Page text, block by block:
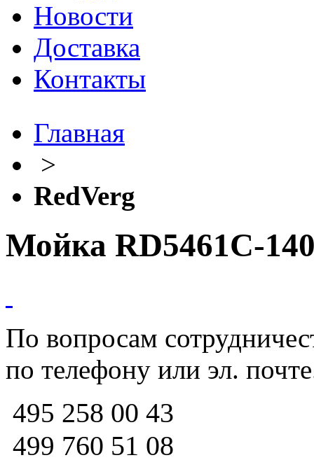
Новости
Доставка
Контакты
Главная
>
RedVerg
Мойка RD5461C-
По вопросам
по телефону или эл.
495 258 00 43
499 760 51 08